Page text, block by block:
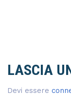
LASCIA
Devi essere